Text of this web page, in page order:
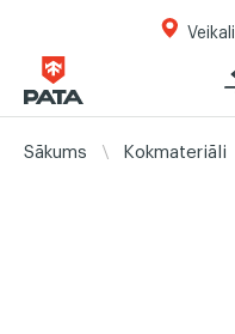
Veikali
Sākums Kokmateriāli